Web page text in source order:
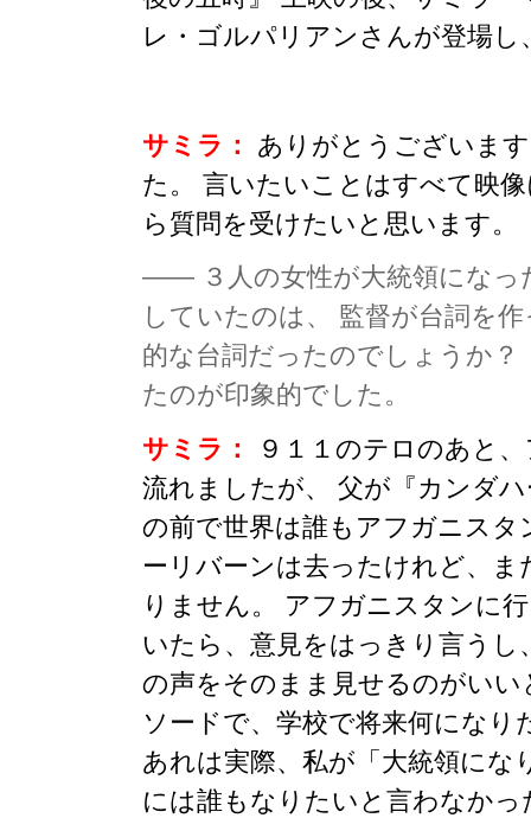
レ・ゴルパリアンさんが登場
サミラ： ありがとうございま
た。 言いたいことはすべて映
ら質問を受けたいと思います。
—— ３人の女性が大統領になっ
していたのは、 監督が台詞を
的な台詞だったのでしょうか
たのが印象的でした。
サミラ：
９１１のテロのあと
流れましたが、 父が『カンダ
の前で世界は誰もアフガニス
ーリバーンは去ったけれど、
りません。 アフガニスタンに
いたら、意見をはっきり言う
の声をそのまま見せるのがい
ソードで、学校で将来何にな
あれは実際、私が「大統領に
には誰もなりたいと言わなか